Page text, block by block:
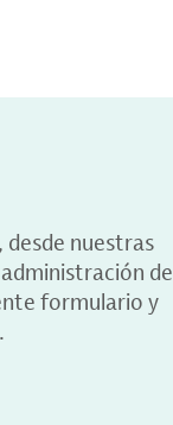
nuestras
de
formulario y